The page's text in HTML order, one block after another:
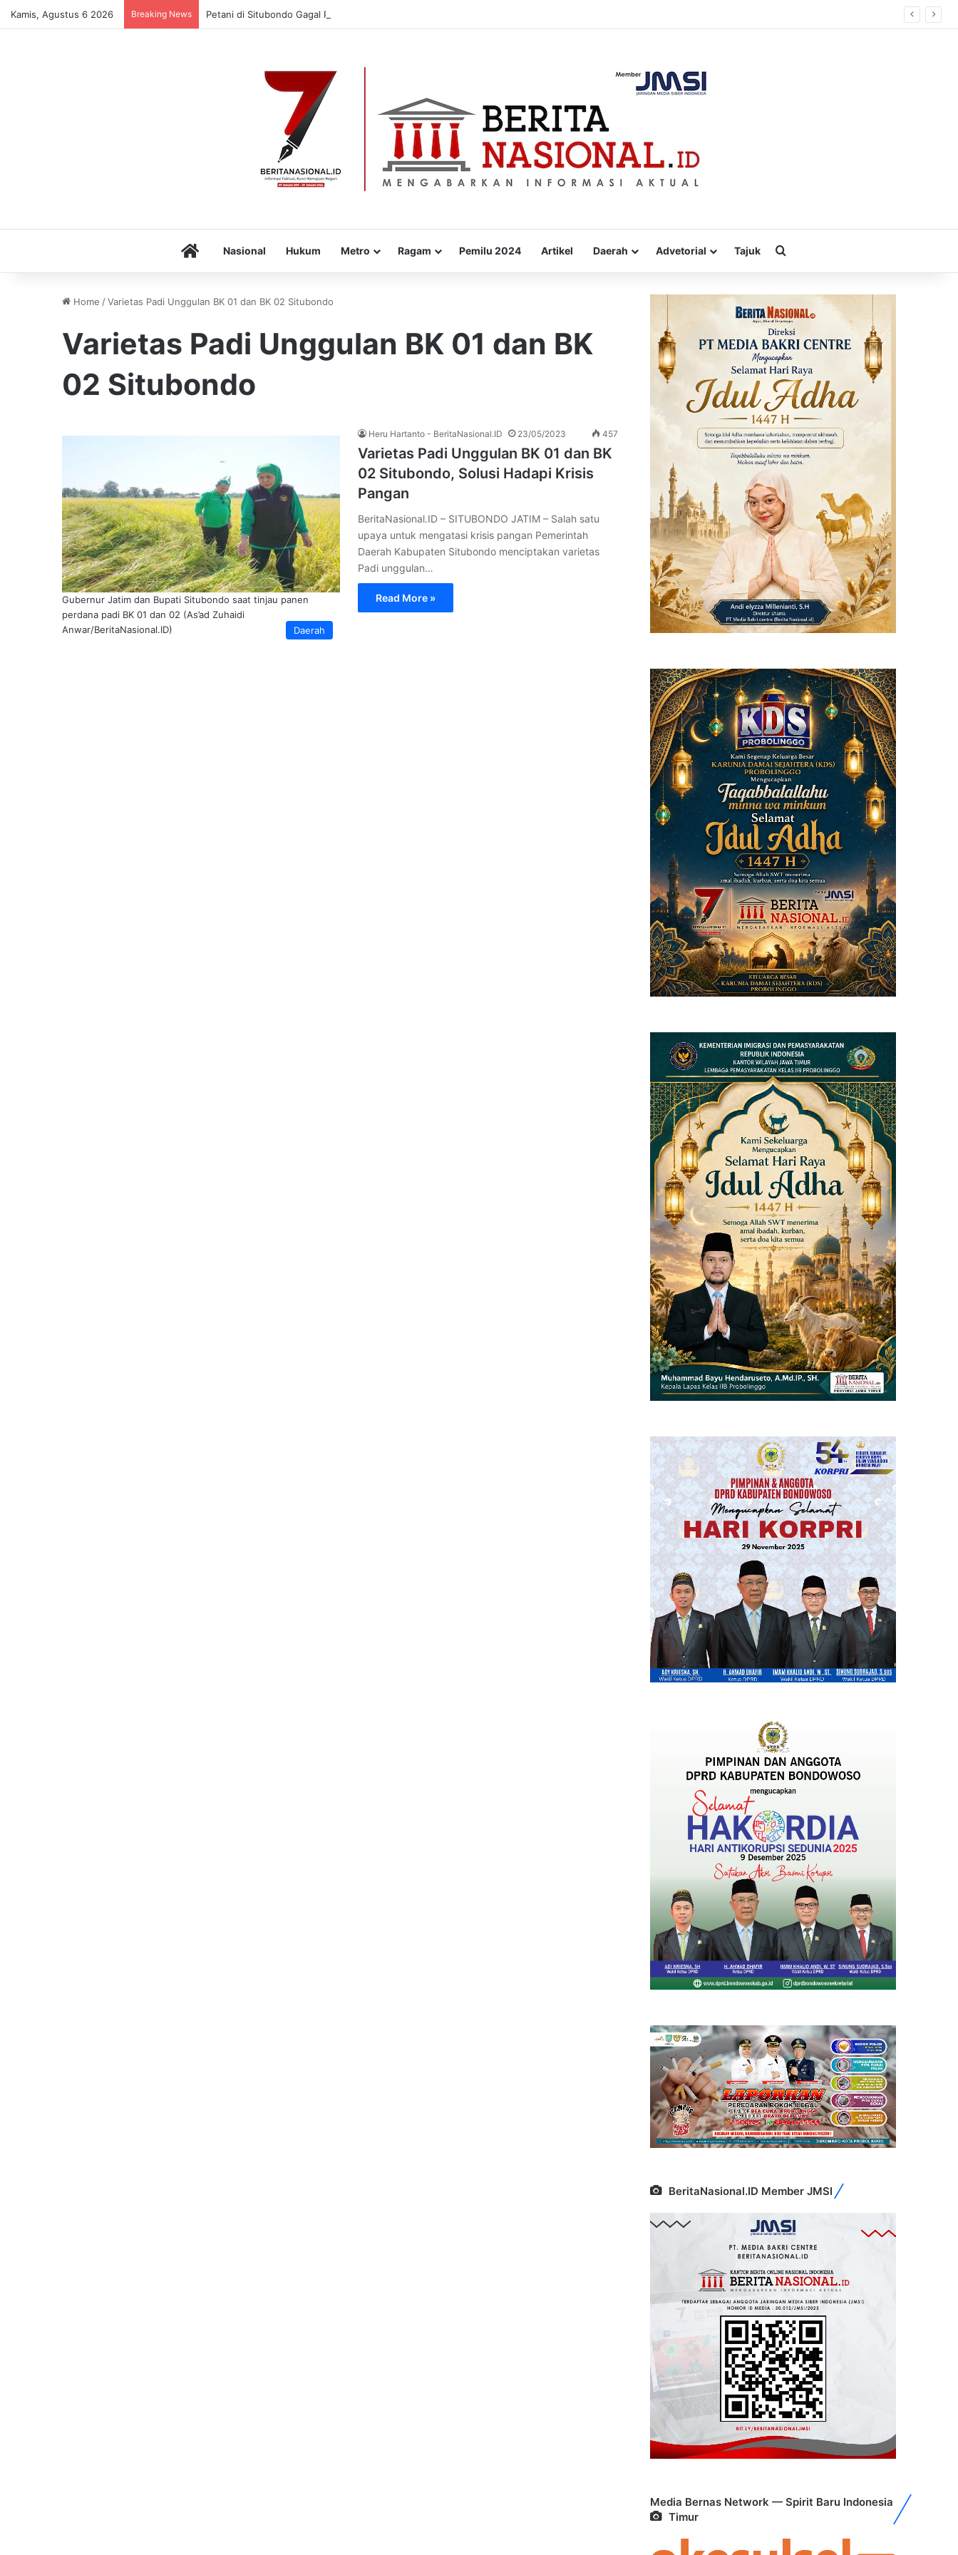
Kamis, Agustus 6 2026 Breaking News Petani di Situbondo Gagal Panen 2,4 Hektare, Diduga Terdampak Limbah Pabrik Gula, Kerugian Capai Rp 51 Juta
HomeNasional Hukum Metro Ragam Pemilu 2024 Artikel Daerah Advetorial Tajuk
Home /Varietas Padi Unggulan BK 01 dan BK 02 Situbondo
Varietas Padi Unggulan BK 01 dan BK
02 Situbondo
Daerah
Gubernur Jatim dan Bupati Situbondo saat tinjau panen
perdana padi BK 01 dan 02 (As’ad Zuhaidi
Anwar/BeritaNasional.ID)
Heru Hartanto - BeritaNasional.ID 23/05/2023 457
Varietas Padi Unggulan BK 01 dan BK
02 Situbondo, Solusi Hadapi Krisis
Pangan
BeritaNasional.ID – SITUBONDO JATIM – Salah satu
upaya untuk mengatasi krisis pangan Pemerintah
Daerah Kabupaten Situbondo menciptakan varietas
Padi unggulan…
Read More »
BeritaNasional.ID Member JMSI
Media Bernas Network — Spirit Baru Indonesia
Timur